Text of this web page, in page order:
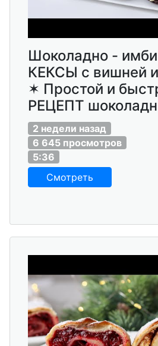
Шоколадно -
КЕКСЫ с вишней
✶ Простой и
РЕЦЕПТ
2 недели назад
6 645 просмотров
5:36
Смотреть